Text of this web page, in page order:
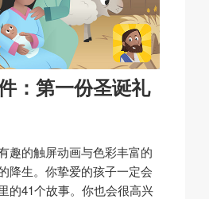
：第一份圣诞礼
趣的触屏动画与色彩丰富的
降生。你挚爱的孩子一定会
的41个故事。你也会很高兴